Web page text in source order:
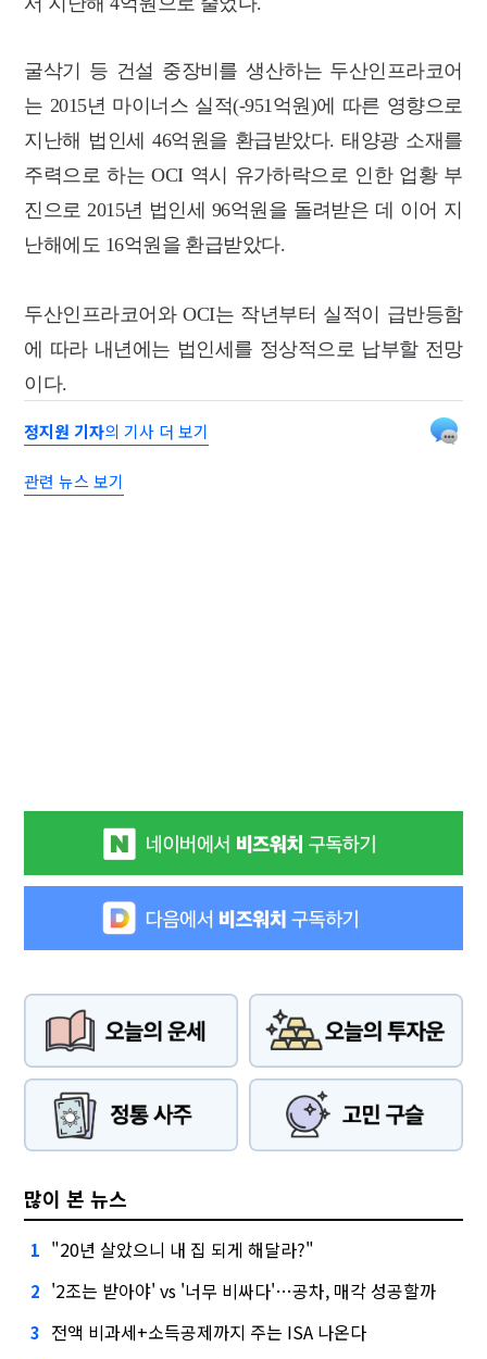
굴삭기 등 건설 중장비를 생산하는 두산인프라코어
는 2015년 마이너스 실적(-951억원)에 따른 영향으로
지난해 법인세 46억원을 환급받았다. 태양광 소재를
주력으로 하는OCI 역시 유가하락으로 인한 업황 부
진으로 2015년 법인세 96억원을 돌려받은 데 이어 지
난해에도 16억원을 환급받았다.
두산인프라코어와 OCI는 작년부터 실적이 급반등함
에 따라 내년에는 법인세를 정상적으로 납부할 전망
이다.
정지원 기자의 기사 더 보기
관련 뉴스 보기
많이 본 뉴스
1 "20년 살았으니 내 집 되게 해달라?"
2 '2조는 받아야' vs '너무 비싸다'…공차, 매각 성공할까
3 전액 비과세+소득공제까지 주는 ISA 나온다